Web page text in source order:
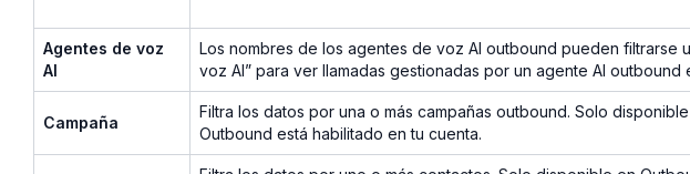
Agentes de voz
AI
Los nombres de los agentes de voz AI outbound pueden filtrarse
voz AI” para ver llamadas gestionadas por un agente AI outbound
Campaña
Filtra los datos por una o más campañas outbound. Solo
Outbound está habilitado en tu cuenta.